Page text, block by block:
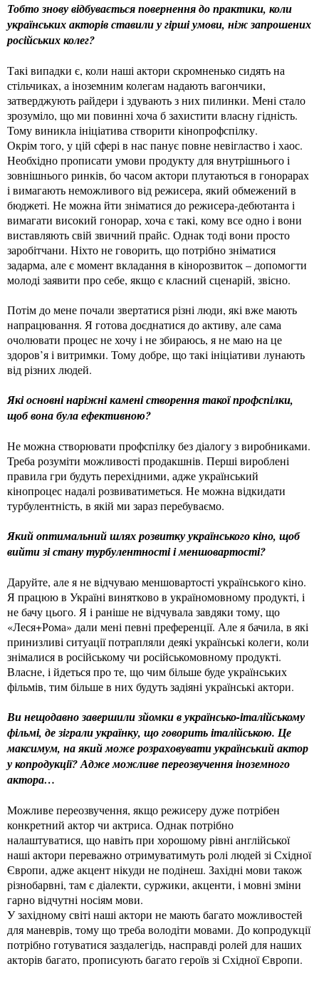
Тобто знову відбувається повернення до практики, коли
українських акторів ставили у гірші умови, ніж запрошених
російських колег?
Такі випадки є, коли наші актори скромненько сидять на
стільчиках, а іноземним колегам надають вагончики,
затверджують райдери і здувають з них пилинки. Мені стало
зрозуміло, що ми повинні хоча б захистити власну гідність.
Тому виникла ініціатива створити кінопрофспілку.
Окрім того, у цій сфері в нас панує повне невігластво і хаос.
Необхідно прописати умови продукту для внутрішнього і
зовнішнього ринків, бо часом актори плутаються в гонорарах
і вимагають неможливого від режисера, який обмежений в
бюджеті. Не можна йти зніматися до режисера-дебютанта і
вимагати високий гонорар, хоча є такі, кому все одно і вони
виставляють свій звичний прайс. Однак тоді вони просто
заробітчани. Ніхто не говорить, що потрібно зніматися
задарма, але є момент вкладання в кінорозвиток – допомогти
молоді заявити про себе, якщо є класний сценарій, звісно.
Потім до мене почали звертатися різні люди, які вже мають
напрацювання. Я готова доєднатися до активу, але сама
очолювати процес не хочу і не збираюсь, я не маю на це
здоров’я і витримки. Тому добре, що такі ініціативи лунають
від різних людей.
Які основні наріжні камені створення такої профспілки,
щоб вона була ефективною?
Не можна створювати профспілку без діалогу з виробниками.
Треба розуміти можливості продакшнів. Перші вироблені
правила гри будуть перехідними, адже український
кінопроцес надалі розвиватиметься. Не можна відкидати
турбулентність, в якій ми зараз перебуваємо.
Який оптимальний шлях розвитку українського кіно, щоб
вийти зі стану турбулентності і меншовартості?
Даруйте, але я не відчуваю меншовартості українського кіно.
Я працюю в Україні винятково в україномовному продукті, і
не бачу цього. Я і раніше не відчувала завдяки тому, що
«Леся+Рома» дали мені певні преференції. Але я бачила, в які
принизливі ситуації потрапляли деякі українські колеги, коли
знімалися в російському чи російськомовному продукті.
Власне, і йдеться про те, що чим більше буде українських
фільмів, тим більше в них будуть задіяні українські актори.
Ви нещодавно завершили зйомки в українсько-італійському
фільмі, де зіграли українку, що говорить італійською. Це
максимум, на який може розраховувати український актор
у копродукції? Адже можливе переозвучення іноземного
актора…
Можливе переозвучення, якщо режисеру дуже потрібен
конкретний актор чи актриса. Однак потрібно
налаштуватися, що навіть при хорошому рівні англійської
наші актори переважно отримуватимуть ролі людей зі Східної
Європи, адже акцент нікуди не подінеш. Західні мови також
різнобарвні, там є діалекти, суржики, акценти, і мовні зміни
гарно відчутні носіям мови.
У західному світі наші актори не мають багато можливостей
для маневрів, тому що треба володіти мовами. До копродукції
потрібно готуватися заздалегідь, насправді ролей для наших
акторів багато, прописують багато героїв зі Східної Європи.